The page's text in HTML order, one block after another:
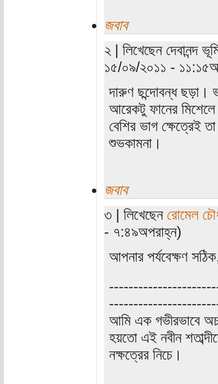
জবাব
২ | লিখেছেন দেবানন্দ
১৫/০৯/২০১১ -
দারুণ ছন্দোবন্ধ ছড়া।
আরেকটু ফানের
বেশির ভাগ ক্ষেত্রেই
শুভকামনা।
জবাব
৩ | লিখেছেন রোমেল
- ৭:৪৯অপরাহ্ন)
আপনার পর্যবেক্ষণ
আমি এক গভীরভাবে
হয়তো এই নবীন
নক্ষত্রের নিচে।